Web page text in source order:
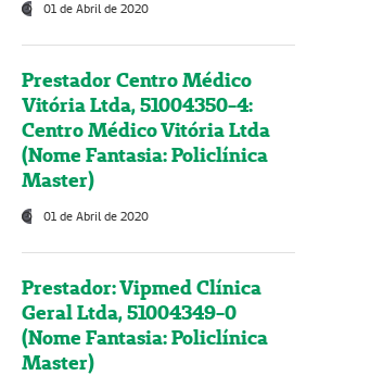
01 de Abril de 2020
Prestador Centro Médico
Vitória Ltda, 51004350-4:
Centro Médico Vitória Ltda
(Nome Fantasia: Policlínica
Master)
01 de Abril de 2020
Prestador: Vipmed Clínica
Geral Ltda, 51004349-0
(Nome Fantasia: Policlínica
Master)